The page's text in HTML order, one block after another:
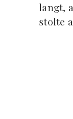
langt,
stolte